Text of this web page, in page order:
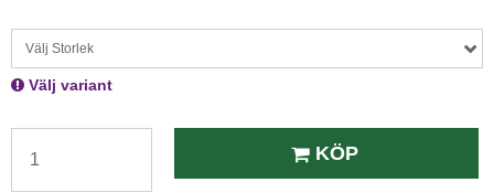
Välj Storlek
Välj variant
KÖP